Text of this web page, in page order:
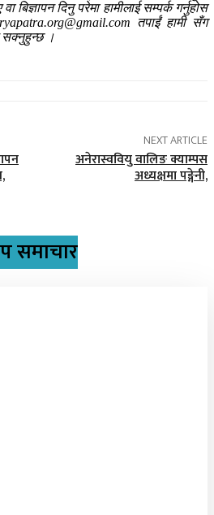
बिज्ञापन दिनु परेमा हामीलाई सम्पर्क गर्नुहोस
तपाईं हामी सँग
सक्नुहुन्छ ।
NEXT ARTICLE
अनेरास्ववियु वालिङ क्याम्पस
अध्यक्षमा पङ्गेनी,
समाचार